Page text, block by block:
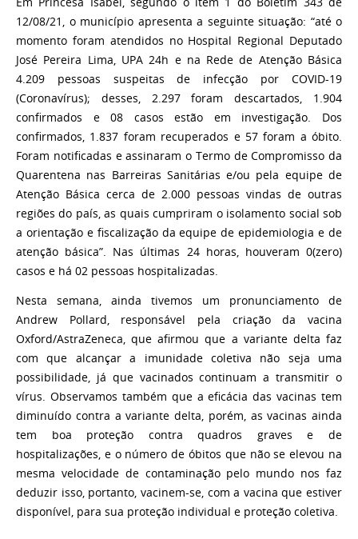
12/08/21, o município apresenta a seguinte situação: “até o
momento foram atendidos no Hospital Regional Deputado
José Pereira Lima, UPA 24h e na Rede de Atenção Básica
4.209 pessoas suspeitas de infecção por COVID-19
(Coronavírus); desses, 2.297 foram descartados, 1.904
confirmados e 08 casos estão em investigação. Dos
confirmados, 1.837 foram recuperados e 57 foram a óbito.
Foram notificadas e assinaram o Termo de Compromisso da
Quarentena nas Barreiras Sanitárias e/ou pela equipe de
Atenção Básica cerca de 2.000 pessoas vindas de outras
regiões do país, as quais cumpriram o isolamento social sob
a orientação e fiscalização da equipe de epidemiologia e de
atenção básica”. Nas últimas 24 horas, houveram 0(zero)
casos e há 02 pessoas hospitalizadas.
Nesta semana, ainda tivemos um pronunciamento de
Andrew Pollard, responsável pela criação da vacina
Oxford/AstraZeneca, que afirmou que a variante delta faz
com que alcançar a imunidade coletiva não seja uma
possibilidade, já que vacinados continuam a transmitir o
vírus. Observamos também que a eficácia das vacinas tem
diminuído contra a variante delta, porém, as vacinas ainda
tem boa proteção contra quadros graves e de
hospitalizações, e o número de óbitos que não se elevou na
mesma velocidade de contaminação pelo mundo nos faz
deduzir isso, portanto, vacinem-se, com a vacina que estiver
disponível, para sua proteção individual e proteção coletiva.